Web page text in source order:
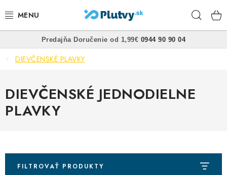
na
PLÁVANIE
FREEDIVING
Predajňa• Doručenie od 1,99€• 0944 90 90 04
DIEVČENSKÉ PLAVKY
DIEVČENSKÉ JEDNODIELNE
PLAVKY
FILTROVAŤ PRODUKTY